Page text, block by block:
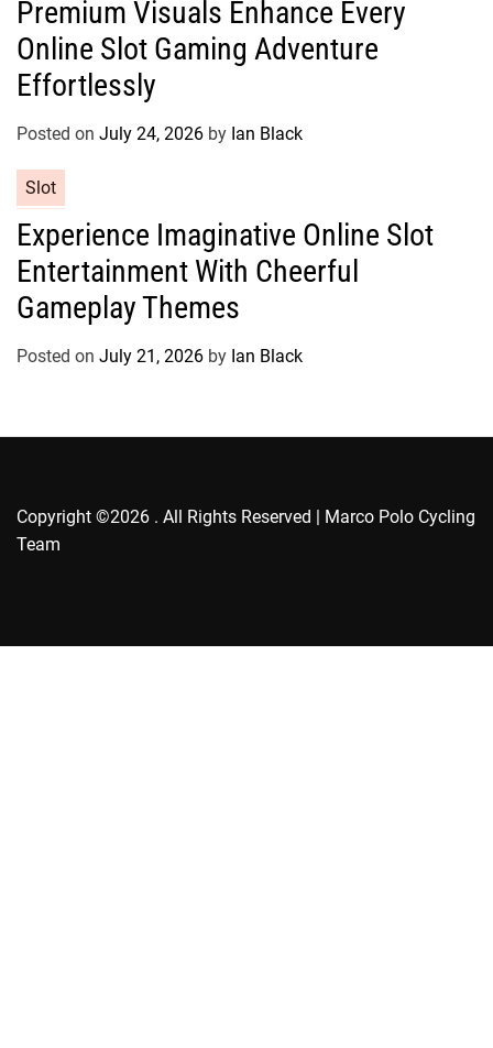
e
g
o
r
s
Premium Visuals Enhance Every
Online Slot Gaming Adventure
Effortlessly
Posted on July 24, 2026 by Ian Black
a
e
g
o
r
Slot
Experience Imaginative Online Slot
Entertainment With Cheerful
Gameplay Themes
Posted on July 21, 2026 by Ian Black
Copyright ©2026 . All Rights Reserved | Marco Polo Cycling
Team